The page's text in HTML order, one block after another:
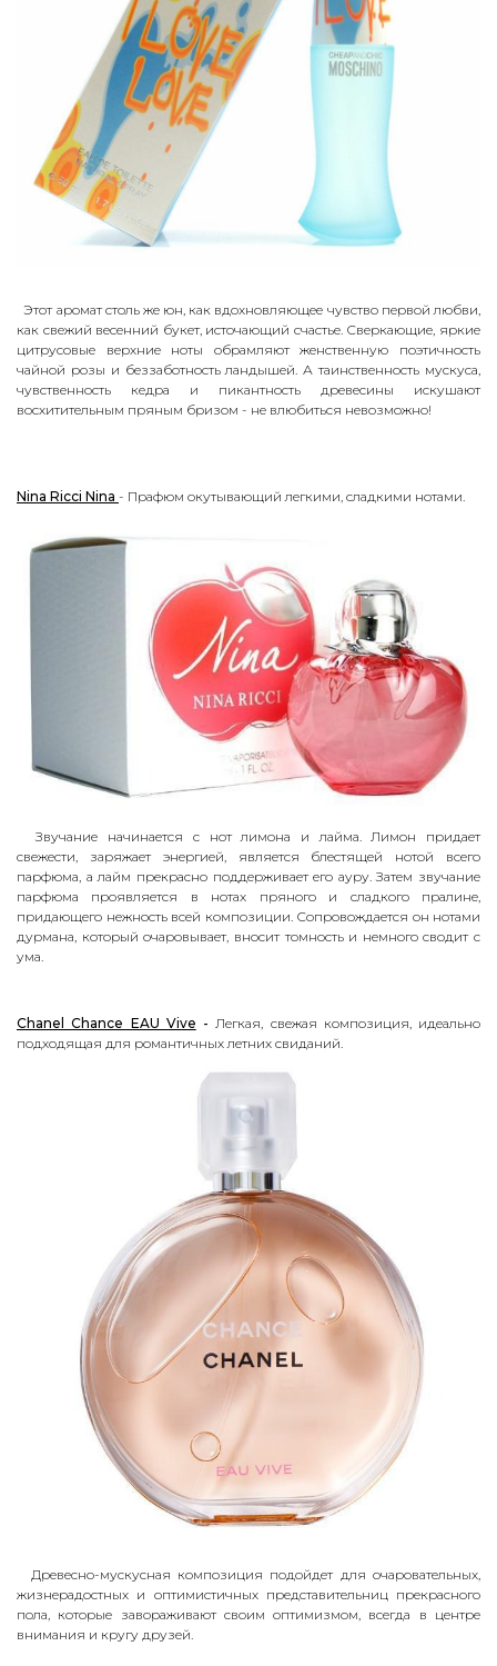
Этот аромат столь же юн, как вдохновляющее чувство первой любви,
как свежий весенний букет, источающий счастье. Сверкающие, яркие
цитрусовые верхние ноты обрамляют женственную поэтичность
чайной розы и беззаботность ландышей. А таинственность мускуса,
чувственность кедра и пикантность древесины искушают
восхитительным пряным бризом - не влюбиться невозможно!
Nina Ricci Nina - Прафюм окутывающий легкими, сладкими нотами.
Звучание начинается с нот лимона и лайма. Лимон придает
свежести, заряжает энергией, является блестящей нотой всего
парфюма, а лайм прекрасно поддерживает его ауру. Затем звучание
парфюма проявляется в нотах пряного и сладкого пралине,
придающего нежность всей композиции. Сопровождается он нотами
дурмана, который очаровывает, вносит томность и немного сводит с
ума.
Chanel Chance EAU Vive -Легкая, свежая композиция, идеально
подходящая для романтичных летних свиданий.
Древесно-мускусная композиция подойдет для очаровательных,
жизнерадостных и оптимистичных представительниц прекрасного
пола, которые завораживают своим оптимизмом, всегда в центре
внимания и кругу друзей.